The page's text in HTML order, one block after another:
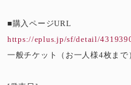
■購入ページURL
https://eplus.jp/sf/detail/
一般チケット（お一人様4枚まで